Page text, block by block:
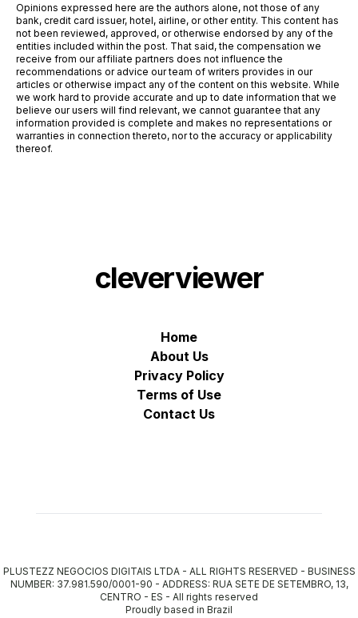
Opinions expressed here are the authors alone, not those of any
bank, credit card issuer, hotel, airline, or other entity. This content has
not been reviewed, approved, or otherwise endorsed by any of the
entities included within the post. That said, the compensation we
receive from our affiliate partners does not influence the
recommendations or advice our team of writers provides in our
articles or otherwise impact any of the content on this website. While
we work hard to provide accurate and up to date information that we
believe our users will find relevant, we cannot guarantee that any
information provided is complete and makes no representations or
warranties in connection thereto, nor to the accuracy or applicability
thereof.
cleverviewer
Home
About Us
Privacy Policy
Terms of Use
Contact Us
PLUSTEZZ NEGOCIOS DIGITAIS LTDA - ALL RIGHTS RESERVED - BUSINESS
NUMBER: 37.981.590/0001-90 - ADDRESS: RUA SETE DE SETEMBRO, 13,
CENTRO - ES - All rights reserved
Proudly based in Brazil